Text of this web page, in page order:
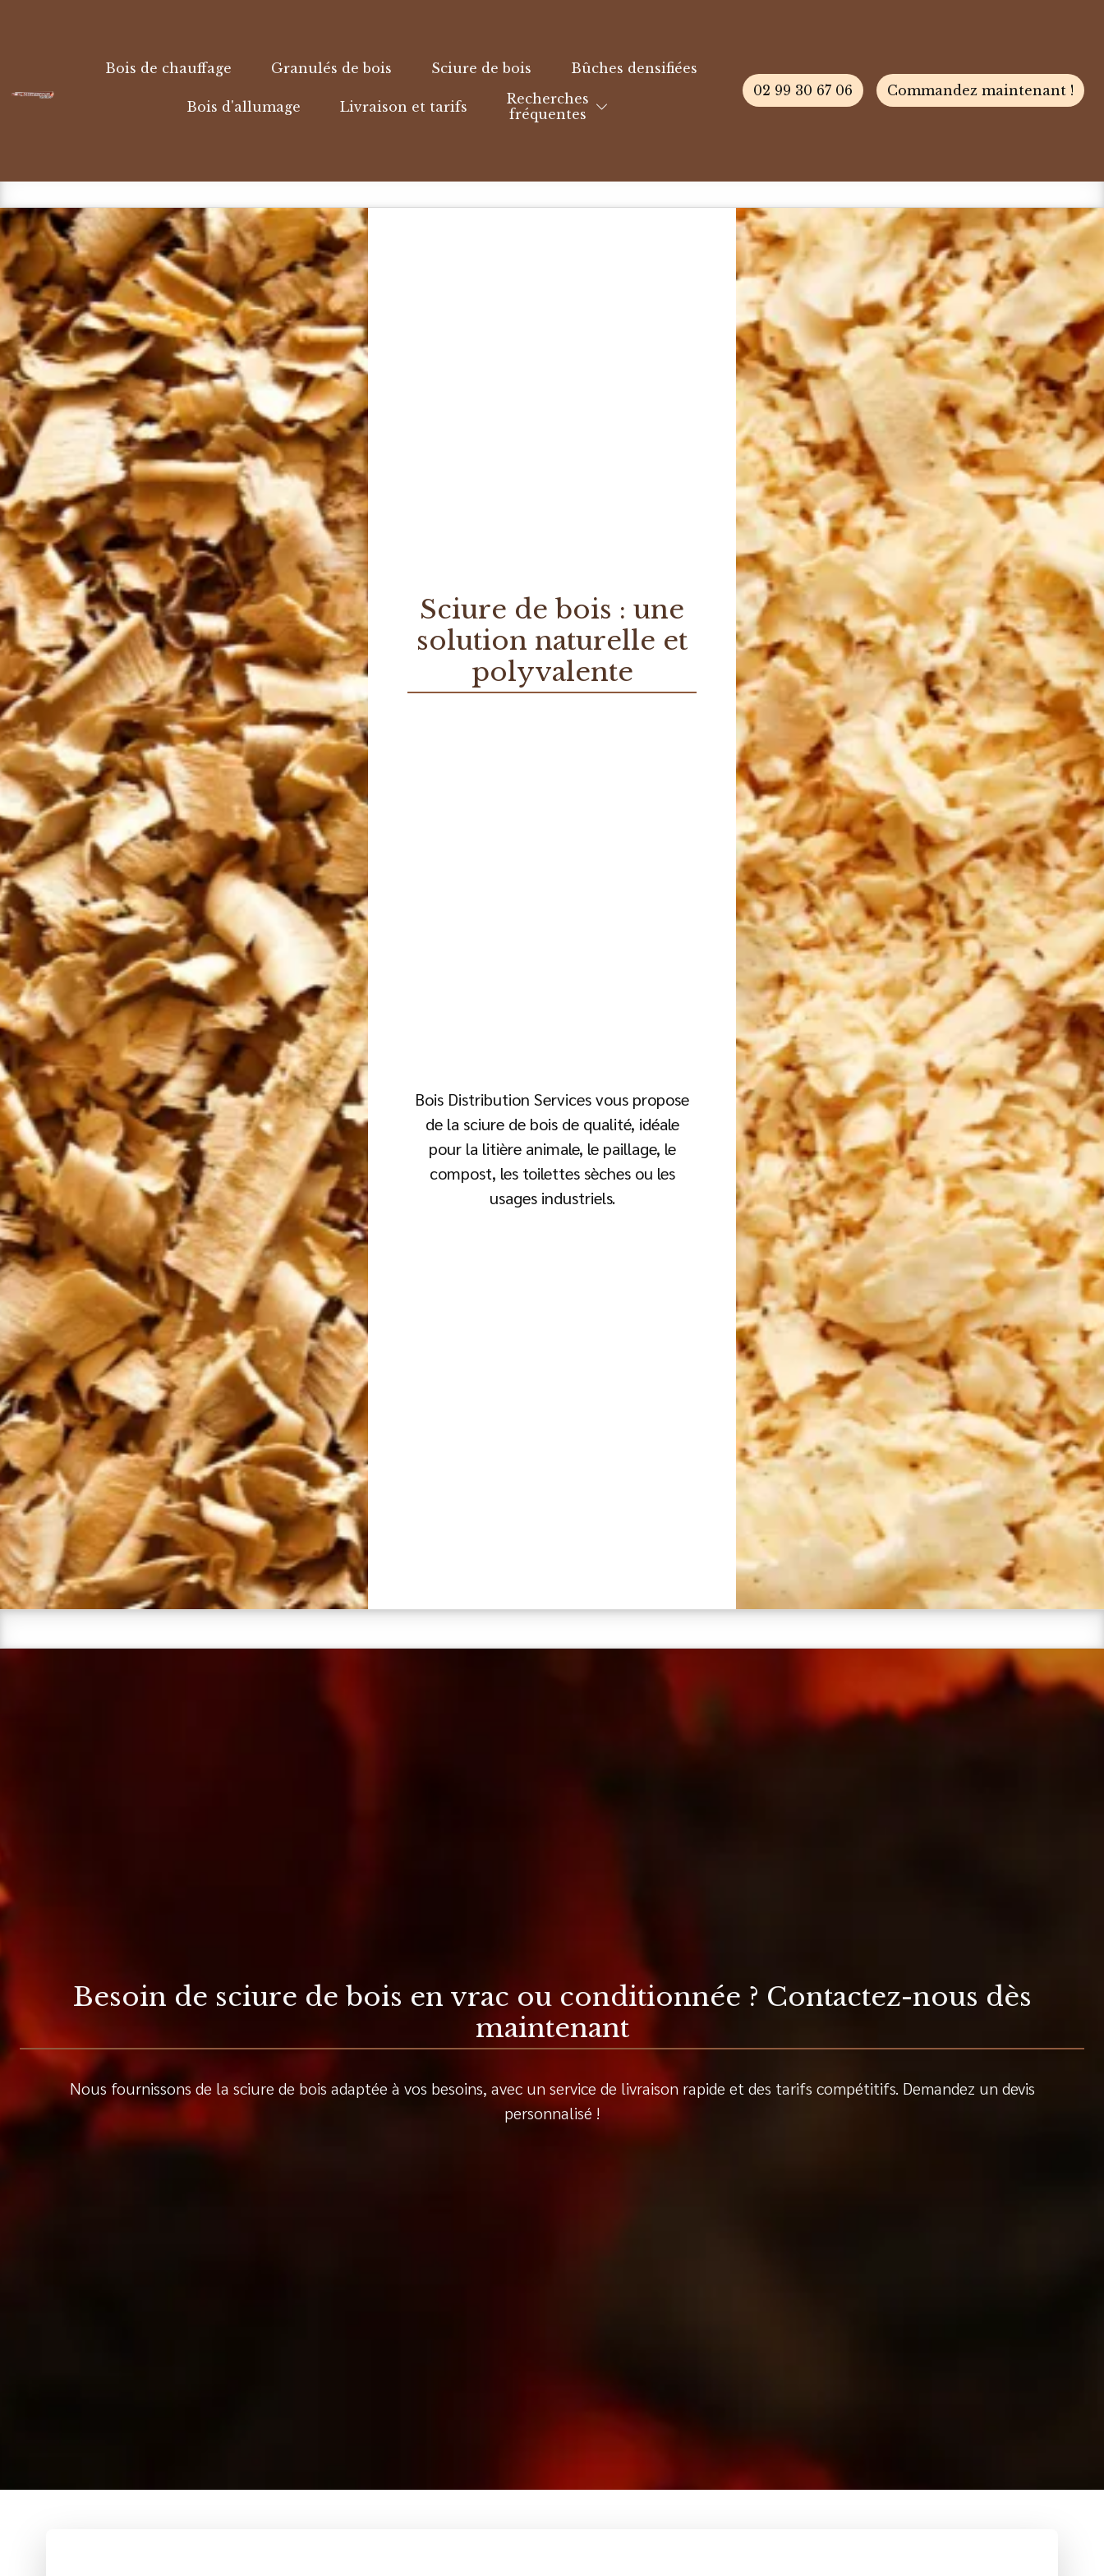
Bois de chauffage Granulés de bois Sciure de bois Bûches densifiées
Bois d'allumage Livraison et tarifs
Recherches
fréquentes
02 99 30 67 06 Commandez maintenant !
Sciure de bois : une
solution naturelle et
polyvalente
Bois Distribution Services vous propose
de la sciure de bois de qualité, idéale
pour la litière animale, le paillage, le
compost, les toilettes sèches ou les
usages industriels.
Besoin de sciure de bois en vrac ou conditionnée ? Contactez-nous dès
maintenant
Nous fournissons de la sciure de bois adaptée à vos besoins, avec un service de livraison rapide et des tarifs compétitifs. Demandez un devis
personnalisé !